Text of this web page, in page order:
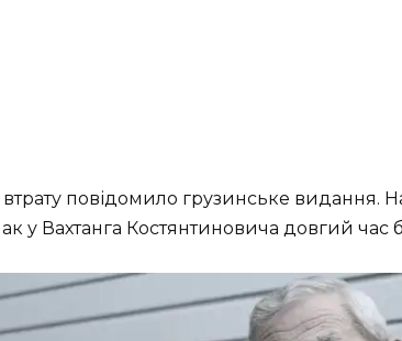
повідомило грузинське видання.
у Вахтанга Костянтиновича довгий час